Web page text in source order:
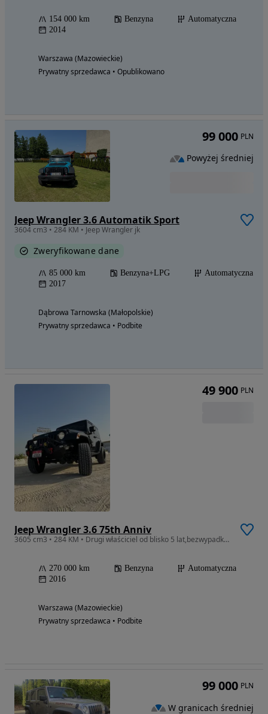
154 000 km Benzyna
Automatyczna
2014
Warszawa (Mazowieckie)
Prywatny sprzedawca • Opublikowano
Jeep Wrangler 3.6 Automatik Sport
3604 cm3 • 284 KM • Jeep Wrangler jk
Zweryfikowane dane
85 000 km Benzyna+LPG
Automatyczna
2017
Dąbrowa Tarnowska (Małopolskie)
Prywatny sprzedawca • Podbite
99 000 PLN
Powyżej średniej
Jeep Wrangler 3.6 75th Anniv
3605 cm3 • 284 KM • Drugi właściciel od blisko 5 lat,bezwypadkowy
270 000 km Benzyna
Automatyczna
2016
Warszawa (Mazowieckie)
Prywatny sprzedawca • Podbite
49 900 PLN
99 000 PLN
W granicach średniej